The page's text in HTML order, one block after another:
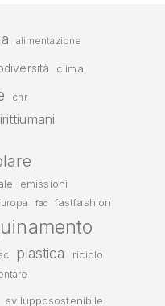
alimentazione
clima
cnr
emissioni
fao fastfashion
plastica
riciclo
svilupposostenibile